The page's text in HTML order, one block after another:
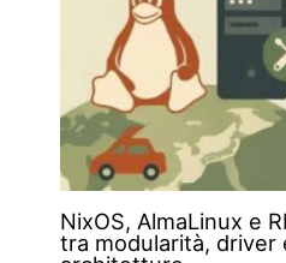
NixOS, AlmaLinux e
tra modularità, driver